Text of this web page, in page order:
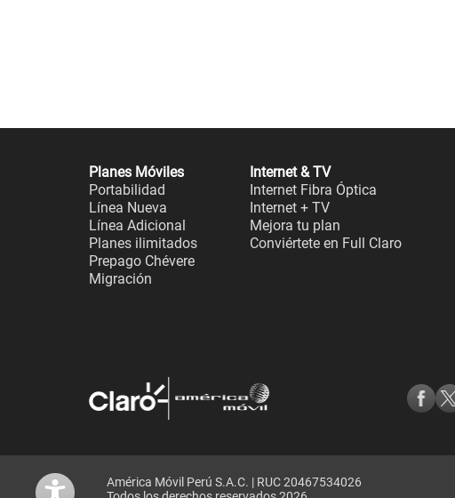
Planes Móviles
Portabilidad
Línea Nueva
Línea Adicional
Planes ilimitados
Prepago Chévere
Migración
Internet & TV
Internet Fibra Óptica
Internet + TV
Mejora tu plan
Conviértete en Full Claro
América Móvil Perú S.A.C. | RUC 20467534026